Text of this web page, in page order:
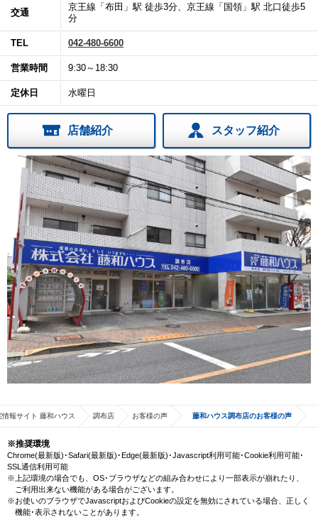
交通
京王線「布田」駅 徒歩3分、京王線「国領」駅 北口徒歩5
分
TEL 042-480-6600
営業時間 9:30～18:30
定休日 水曜日
店舗紹介 スタッフ紹介
報サイト 藤和ハウス 調布店 お客様の声 藤和ハウス調布店のお客様の声
※推奨環境
Chrome(最新版)･Safari(最新版)･Edge(最新版)･Javascript利用可能･Cookie利用可能･
SSL通信利用可能
※上記環境の場合でも、OS･ブラウザなどの組み合わせにより一部表示が崩れたり、
ご利用出来ない機能がある場合がございます。
※お使いのブラウザでJavascriptおよびCookieの設定を無効にされている場合、正しく
機能･表示されないことがあります。